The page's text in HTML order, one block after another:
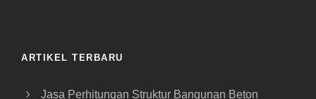
ARTIKEL TERBARU
Jasa Perhitungan Struktur Bangunan Beton